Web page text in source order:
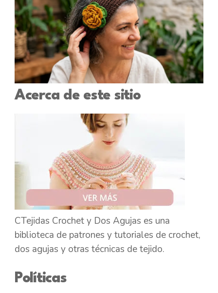
Acerca de este sitio
CTejidas Crochet y Dos Agujas es una
biblioteca de patrones y tutoriales de crochet,
dos agujas y otras técnicas de tejido.
Políticas